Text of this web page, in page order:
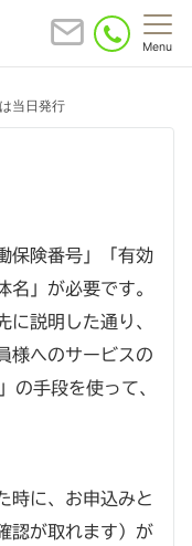
Menu
当日発行
保険番号」「有効
名」が必要です。
に説明した通り、
様へのサービスの
の手段を使って、
時に、お申込みと
認が取れます）が